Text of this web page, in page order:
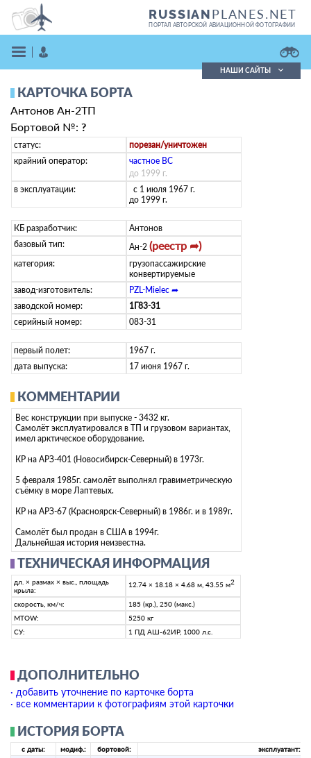
RUSSIANPLANES.NET
ПОРТАЛ АВТОРСКОЙ АВИАЦИОННОЙ ФОТОГРАФИИ
ВОЙТИ
ЗАРЕГИСТРИРОВАТЬСЯ
Поиск фотографий
НАШИ САЙТЫ
КАРТОЧКА БОРТА
Антонов Ан-2ТП
Бортовой №: ?
статус:
порезан/уничтожен
крайний оператор:
­частное ВС­
до 1999 г.
в эксплуатации:
с 1 июля 1967 г.
до 1999 г.
КБ разработчик:
Антонов
базовый тип:
Ан-2 (реестр ➦)
категория:
грузопассажирские
конвертируемые
завод-изготовитель:
PZL-Mielec ➦
заводской номер:
1Г83-31
серийный номер:
083-31
первый полет:
1967 г.
дата выпуска:
17 июня 1967 г.
КОММЕНТАРИИ
Вес конструкции при выпуске - 3432 кг.
Самолёт эксплуатировался в ТП и грузовом вариантах,
имел арктическое оборудование.
КР на АРЗ-401 (Новосибирск-Северный) в 1973г.
5 февраля 1985г. самолёт выполнял гравиметрическую
съёмку в море Лаптевых.
КР на АРЗ-67 (Красноярск-Северный) в 1986г. и в 1989г.
Самолёт был продан в США в 1994г.
Дальнейшая история неизвестна.
ТЕХНИЧЕСКАЯ ИНФОРМАЦИЯ
дл. × размах × выс., площадь
крыла:
12.74 × 18.18 × 4.68 м, 43.55 м2
скорость, км/ч:
185 (кр.), 250 (макс.)
MTOW:
5250 кг
СУ:
1 ПД АШ-62ИР, 1000 л.с.
ДОПОЛНИТЕЛЬНО
· добавить уточнение по карточке борта
· все комментарии к фотографиям этой карточки
ИСТОРИЯ БОРТА
с даты: модиф.: бортовой: эксплуатант: